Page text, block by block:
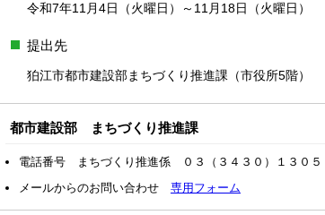
令和7年11月4日（火曜日）～11月18日（火曜日）
提出先
狛江市都市建設部まちづくり推進課（市役所5階）
都市建設部 まちづくり推進課
電話番号 まちづくり推進係 ０３（３４３０）１３
メールからのお問い合わせ 専用フォーム